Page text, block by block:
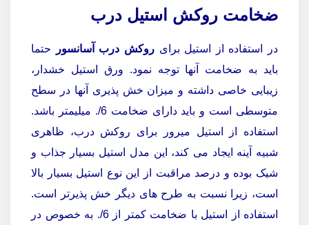
ضخامت روکش استیل درب
در استفاده از استیل برایروکش درب آسانسور
حتما
باید به ضخامت آنها توجه نمود. ورق استیل خشدار،
زیبایی خاصی داشته و میزان خش پذیری آنها در سطح
متوسطی است و باید دارای ضخامت 6/. میلیمتر باشد.
استفاده از استیل میرور برای روکش درب، ظاهری
شبیه آینه ایجاد می کند، این مدل استیل بسیار جذاب و
شیک بوده و درصد مراقبت از این نوع استیل بسیار بالا
است، زیرا نسبت به طرح های دیگر خش پذیرتر است.
استفاده از استیل با ضخامت کمتر از 6/. به خصوص در